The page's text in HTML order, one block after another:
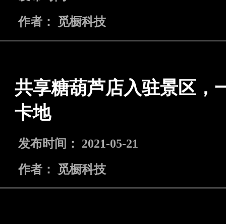
作者： 觅橱科技
共享糖葫芦店入驻景区，
卡地
发布时间： 2021-05-21
作者： 觅橱科技